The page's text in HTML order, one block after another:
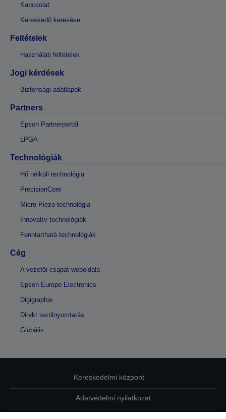
Kapcsolat
Kereskedő keresése
Feltételek
Használati feltételek
Jogi kérdések
Biztonsági adatlapok
Partners
Epson Partnerportál
LPGA
Technológiák
Hő nélküli technológia
PrecisionCore
Micro Piezo-technológia
Innovatív technológiák
Fenntartható technológiák
Cég
A vezetői csapat weboldala
Epson Europe Electronics
Digigraphie
Direkt textilnyomtatás
Globális
Kereskedelmi központ
Adatvédelmi nyilatkozat